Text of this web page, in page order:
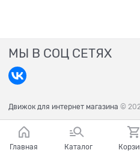
МЫ В СОЦ СЕТЯХ
Движок для интернет магазина ©
Главная Каталог